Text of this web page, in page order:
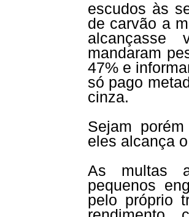
escudos às
de carvão a
alcançasse
mandaram
47% e
só pago
cinza.
Sejam
eles alcança
As multas
pequenos
pelo próprio